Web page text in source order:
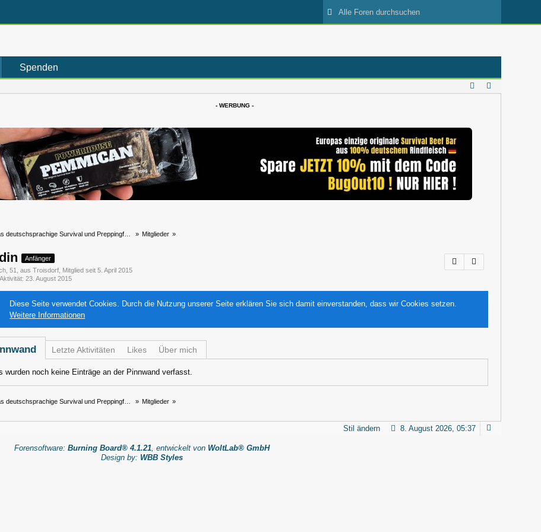
Spenden
- WERBUNG -
deutschsprachige Survival und Preppingforum » Mitglieder »
Anfänger
51 aus Troisdorf Mitglied seit 5. April 2015
23. August 2015
Diese Seite verwendet Cookies. Durch die Nutzung unserer Seite erklären Sie sich damit einverstanden, dass wir Cookies setzen.
Weitere Informationen
Letzte Aktivitäten Likes Über mich
wurden noch keine Einträge an der Pinnwand verfasst.
deutschsprachige Survival und Preppingforum » Mitglieder »
8. August 2026, 05:37
Stil ändern
Forensoftware: Burning Board® 4.1.21, entwickelt von WoltLab® GmbH
Design by: WBB Styles